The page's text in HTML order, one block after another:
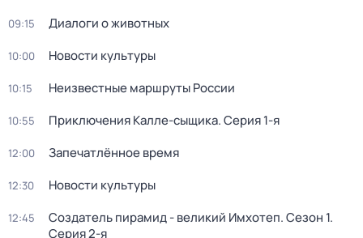
09:15 Диалоги о животных
10:00 Новости культуры
10:15 Неизвестные маршруты России
10:55 Приключения Калле-сыщика. Серия 1-я
12:00 Запечатлённое время
12:30 Новости культуры
12:45 Создатель пирамид - великий Имхотеп. Сезон 1.
Серия 2-я